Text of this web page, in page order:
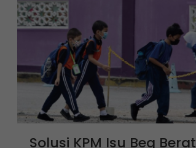
Solusi KPM Isu Beg Berat